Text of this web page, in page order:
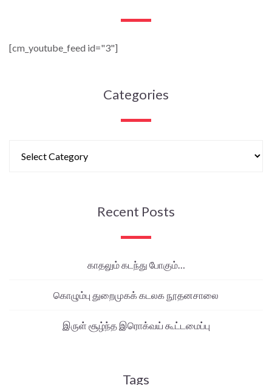
[cm_youtube_feed id="3"]
Categories
Recent Posts
காதலும் கடந்து போகும்…
கொழும்பு துறைமுகக் கடலக நூதனசாலை
இருள் சூழ்ந்த இரொக்வய் கூட்டமைப்பு
Tags